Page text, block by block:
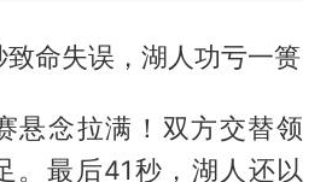
命失误，湖人功亏一篑
悬念拉满！双方交替领
。最后41秒，湖人还以